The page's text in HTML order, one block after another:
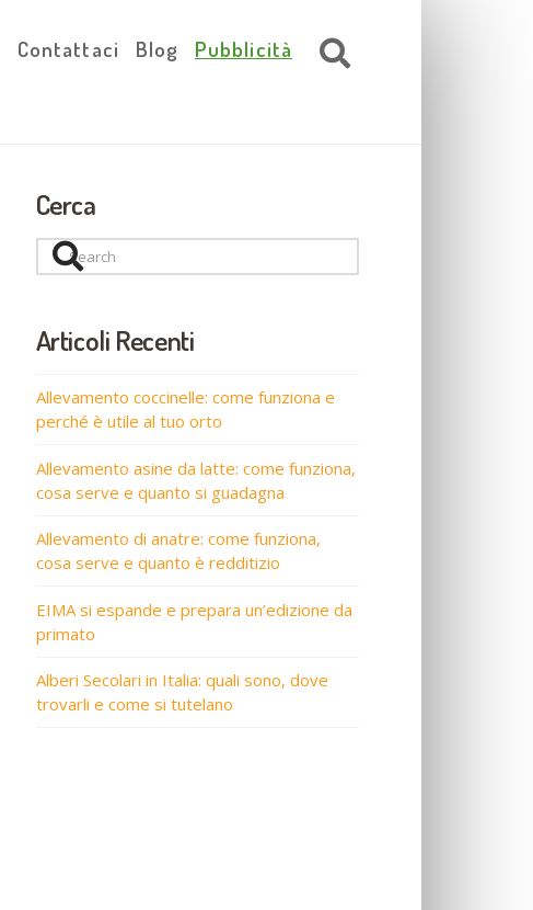
Contattaci Blog Pubblicità
Cerca
Search
Articoli Recenti
Allevamento coccinelle: come funziona e
perché è utile al tuo orto
Allevamento asine da latte: come funziona,
cosa serve e quanto si guadagna
Allevamento di anatre: come funziona,
cosa serve e quanto è redditizio
EIMA si espande e prepara un’edizione da
primato
Alberi Secolari in Italia: quali sono, dove
trovarli e come si tutelano